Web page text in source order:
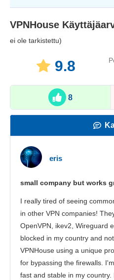
VPNHouse
ei ole tarkistettu)
9.8
8
eris
small company but works
I really tired of seeing
in other VPN companies!
OpenVPN, ikev2, Wireguard
blocked in my country and
VPNHouse using a unique
for bypassing the firewalls.
fast and stable in my country.